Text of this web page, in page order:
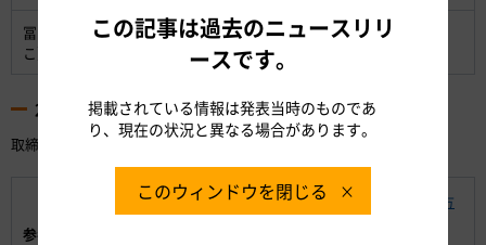
冨山 和彦 （とやま かずひ
こ）
監査役（非常勤）
2 取締役および執行役員の担当業務
取締役および執行役員の担当業務を、別添2のとおりとしました。
参考資料:
（別添1）「特殊会社の役員人事に関する当面の対応方
この記事は過去のニュースリリ
ースです。
掲載されている情報は発表当時のものであ
り、現在の状況と異なる場合があります。
このウィンドウを閉じる